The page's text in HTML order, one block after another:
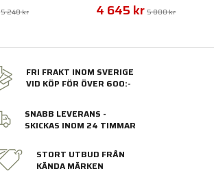
5 240 kr 4 645 kr 5 800 kr
FRI FRAKT INOM SVERIGE
VID KÖP FÖR ÖVER 600:-
SNABB LEVERANS -
SKICKAS INOM 24 TIMMAR
STORT UTBUD FRÅN
KÄNDA MÄRKEN